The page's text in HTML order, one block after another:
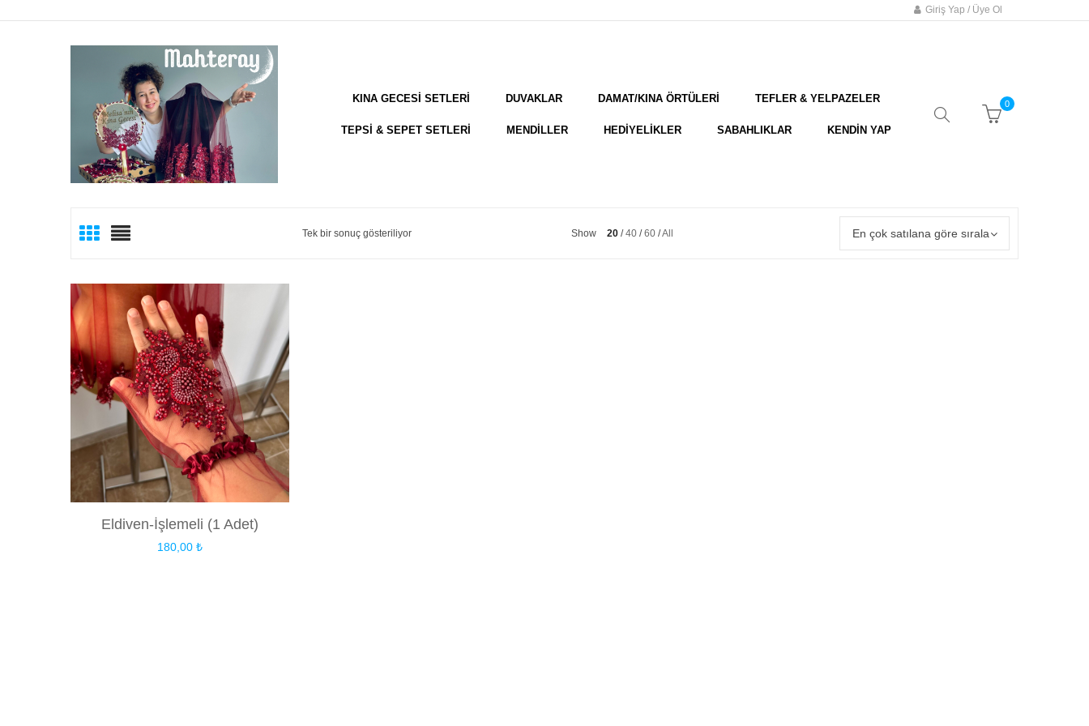
Giriş Yap / Üye Ol
KINA GECESİ SETLERİ DUVAKLAR DAMAT/KINA ÖRTÜLERİ TEFLER & YELPAZELER
TEPSİ & SEPET SETLERİ MENDİLLER HEDİYELİKLER SABAHLIKLAR KENDİN YAP
0
Tek bir sonuç gösteriliyor Show 20 40 60 All En çok satılana göre sırala
Eldiven-İşlemeli (1 Adet)
180,00 ₺